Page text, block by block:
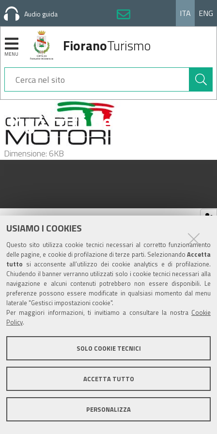
USIAMO I COOKIES
Questo sito utilizza cookie tecnici necessari al corretto funzionamento
delle pagine, e cookie di profilazione di terze parti. Selezionando Accetta
tutto si acconsente all’utilizzo dei cookie analytics e di profilazione.
Chiudendo il banner verranno utilizzati solo i cookie tecnici necessari alla
navigazione e alcuni contenuti potrebbero non essere disponibili. Le
preferenze possono essere modificate in qualsiasi momento dal menu
laterale "Gestisci impostazioni cookie".
Per maggiori informazioni, ti invitiamo a consultare la nostra Cookie
Policy.
SOLO COOKIE TECNICI
ACCETTA TUTTO
PERSONALIZZA
Audio guida ITA ENG
MENU FioranoTurismo
Cerca
nel
sito
logo città dei motori.jpg
Clicca
alle
dimensioni
originali…
Dimensione: 6KB